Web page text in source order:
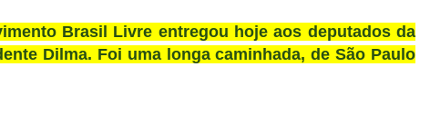
Brasil Livre entregou hoje aos deputados da
Dilma. Foi uma longa caminhada, de São Paulo